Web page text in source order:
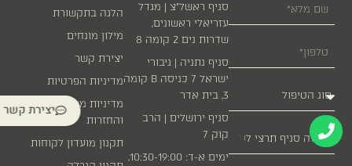
סניף ראשל״צ | מגדל
עזריאלי ראשונים,
שדרות נים 2 קומה 8
סניף נתניה | גיבורי
ישראל 7 כניסה B קומה
3, בית אדר
סניף ירושלים | הרב
קוק 7
ימים א-ד: 10:30-19:00,
הלגה בתקשורת
מילון מונחים
יצירת קשר
מדיניות הפרטיות
מדיניות משלוחים
והחזרות
תקנון מועדון לקוחות
יצירת קשר